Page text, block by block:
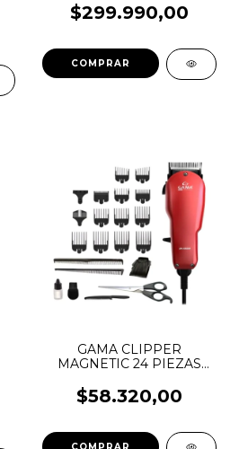
TRIMMER NG 8631 KIT
$299.990,00
GAMA CLIPPER
MAGNETIC 24 PIEZAS
$58.320,00